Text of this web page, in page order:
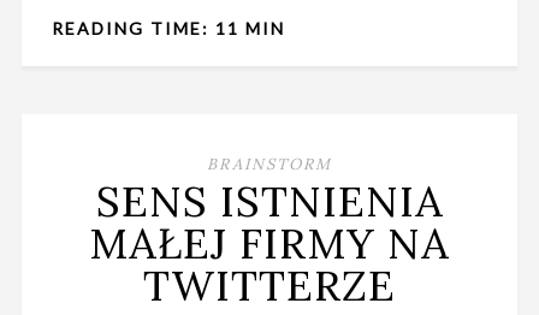
READING TIME: 11 MIN
BRAINSTORM
SENS ISTNIENIA
MAŁEJ FIRMY NA
TWITTERZE